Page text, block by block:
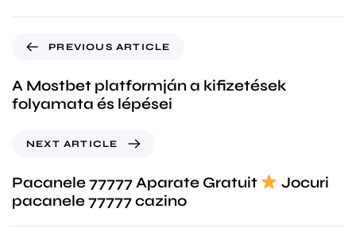
PREVIOUS ARTICLE
A Mostbet platformján a kifizetések
folyamata és lépései
NEXT ARTICLE
Pacanele 77777 Aparate Gratuit
Jocuri
pacanele 77777 cazino